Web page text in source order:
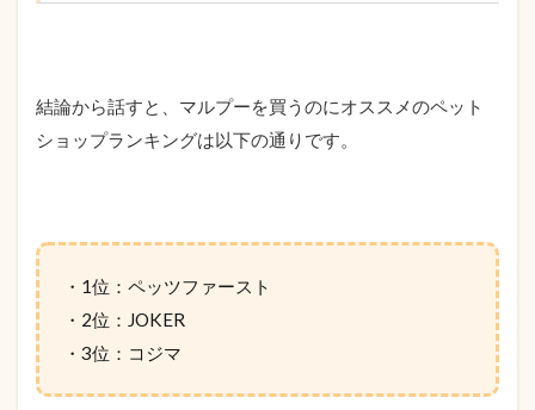
結論から話すと、マルプーを買うのにオススメのペット
ショップランキングは以下の通りです。
・1位：ペッツファースト
・2位：JOKER
・3位：コジマ